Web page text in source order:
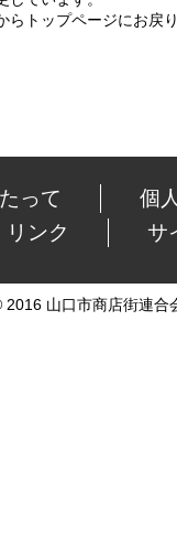
らトップページにお戻
って
個
リンク サ
山口市商店街連合